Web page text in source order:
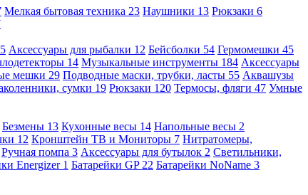
Мелкая бытовая техника 23 Наушники 13 Рюкзаки 6
Аксессуары для рыбалки 12 Бейсболки 54 Гермомешки 45
14 Музыкальные инструменты 184 Аксессуары
мешки 29 Подводные маски, трубки, ласты 55 Аквашузы
сумки 19 Рюкзаки 120 Термосы, фляги 47 Умные
Безмены 13 Кухонные весы 14 Напольные весы 2
12 Кронштейн ТВ и Мониторы 7 Нитратомеры,
Ручная помпа 3 Аксессуары для бутылок 2 Светильники,
Energizer 1 Батарейки GP 22 Батарейки NoName 3